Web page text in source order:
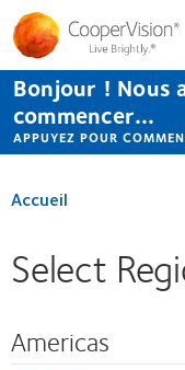
Aller
au
contenu
principal
Bonjour ! Nous
commencer...
APPUYEZ POUR
Accueil
Select
Americas